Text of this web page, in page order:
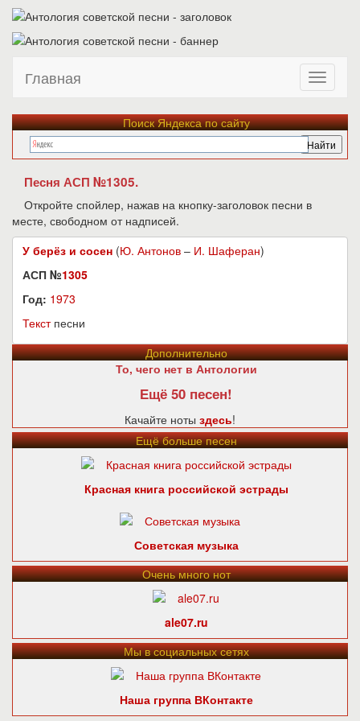
Главная
Поиск Яндекса по сайту
Песня АСП №1305.
Откройте спойлер, нажав на кнопку-заголовок песни в
месте, свободном от надписей.
У берёз и сосен (Ю. Антонов – И. Шаферан)
АСП №1305
Год: 1973
Текстпесни
Дополнительно
То, чего нет в Антологии
Ещё 50 песен!
Качайте ноты здесь!
Ещё больше песен
Красная книга российской эстрады
Советская музыка
Очень много нот
ale07.ru
Мы в социальных сетях
Наша группа ВКонтакте